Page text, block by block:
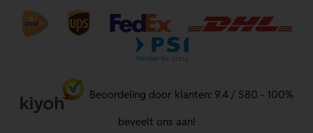
Beoordeling door klanten: 9.4 / 580 - 100%
beveelt ons aan!